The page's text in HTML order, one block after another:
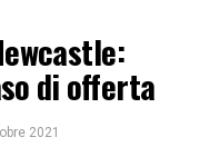
di offerta
2021